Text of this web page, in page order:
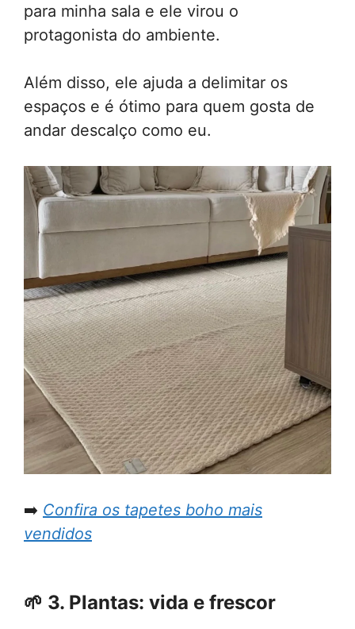
para minha sala e ele virou o
protagonista do ambiente.
Além disso, ele ajuda a delimitar os
espaços e é ótimo para quem gosta de
andar descalço como eu.
➡️ Confira os tapetes boho mais
vendidos
🌱 3. Plantas: vida e frescor